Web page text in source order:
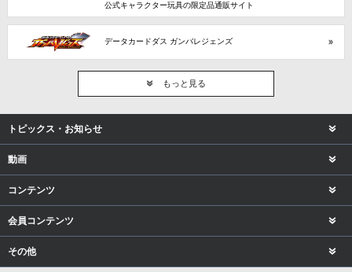
公式キャラクター玩具の限定品通販サイト
データカードダス ガンバレジェンズ
もっと見る
トピックス・お知らせ
動画
コンテンツ
会員コンテンツ
その他